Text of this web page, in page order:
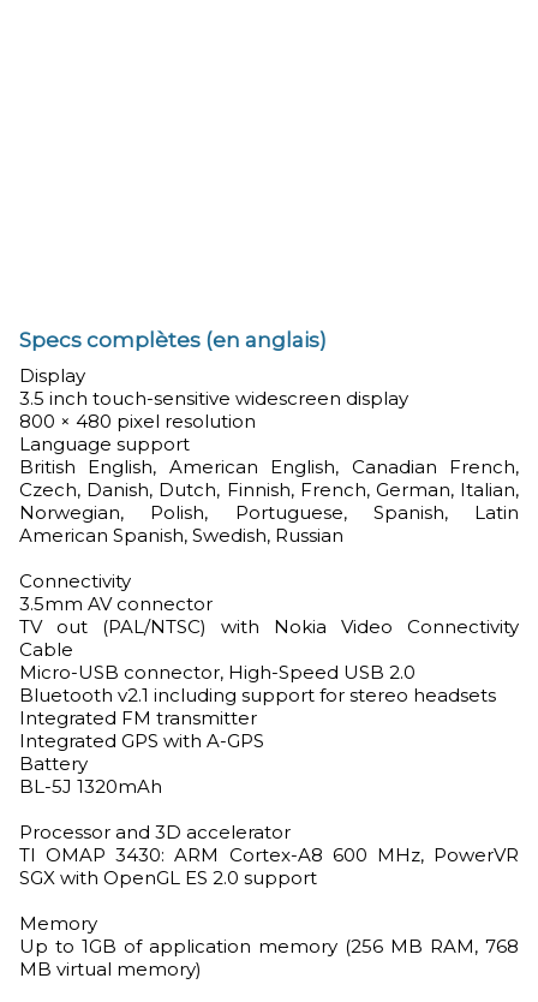
Specs complètes (en anglais)
Display
3.5 inch touch-sensitive widescreen display
800 × 480 pixel resolution
Language support
British English, American English, Canadian French,
Czech, Danish, Dutch, Finnish, French, German, Italian,
Norwegian, Polish, Portuguese, Spanish, Latin
American Spanish, Swedish, Russian
Connectivity
3.5mm AV connector
TV out (PAL/NTSC) with Nokia Video Connectivity
Cable
Micro-USB connector, High-Speed USB 2.0
Bluetooth v2.1 including support for stereo headsets
Integrated FM transmitter
Integrated GPS with A-GPS
Battery
BL-5J 1320mAh
Processor and 3D accelerator
TI OMAP 3430: ARM Cortex-A8 600 MHz, PowerVR
SGX with OpenGL ES 2.0 support
Memory
Up to 1GB of application memory (256 MB RAM, 768
MB virtual memory)